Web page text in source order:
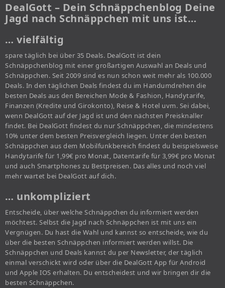
DealGott – Dein Schnäppchenblog Deine
Jagd nach Schnäppchen mit uns ist…
… vielfältig
spare täglich bei über 35 Deals. DealGott ist dein
Schnäppchenblog mit einer großartigen Auswahl an Deals und
Schnäppchen. Seit 2009 sind es nun schon weit mehr als 100.000
Deals. In den täglichen Deals findest du im Handumdrehen die
besten Deals aus den Bereichen Mode & Fashion, Handytarife,
Finanzen (Kredite und Girokonto), Reise & Hotel uvm. Sei dabei,
wenn DealGott auf der Jagd ist und den nächsten Preisknaller
findet. Bei DealGott findest du nur Schnäppchen, die mindestens
10% unter dem besten Preisvergleich liegen. Unter den besten
Schnäppchen aus dem Mobilfunkbereich findest du beispielsweise
Handytarife für 1,99€ pro Monat, Datentarife für 3,99€ pro Monat
und auch Smartphones zu Bestpreisen. Das alles und noch viel
mehr wartet bei DealGott auf dich.
… unkompliziert
Entscheide, über welche Schnäppchen du informiert werden
möchtest. Selbst die Jagd nach Schnäppchen ist mit uns ein
Vergnügen. Du hast die Wahl und kannst so entscheide, wie du
über die besten Schnäppchen informiert werden willst. Die
Schnäppchen und Deals kannst du per Newsletter, der täglich
einmal verschickt wird oder über die DealGott App für Android
und Apple IOS erhalten. Du entscheidest und wir bringen dir die
besten Schnäppchen.